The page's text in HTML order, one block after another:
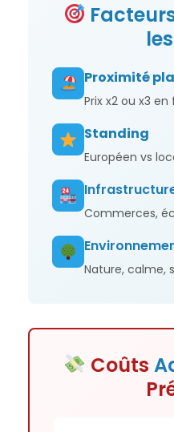
Proximité
Prix x2 ou x3
Standing
Européen vs
Commerces,
Nature, calme,
Coûts